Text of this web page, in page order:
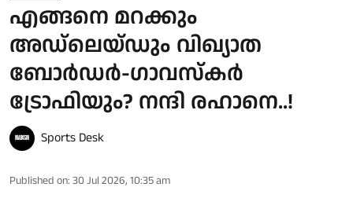
എങ്ങനെ മറക്കും
അഡ്‌ലെയ്ഡും വിഖ്യാത
ബോർഡർ-ഗാവസ്‌കർ
ട്രോഫിയും? നന്ദി രഹാനെ..!
Sports Desk
Published on: 30 Jul 2026, 10:35 am